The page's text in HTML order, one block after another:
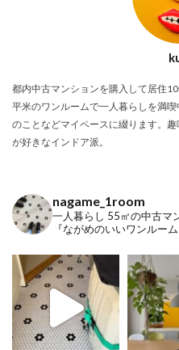
都内中古マンションを購入して居住
平米のワンルームで一人暮らしを満
のことなどマイペースに綴ります。
が好きなインドア派。
nagame_1room
一人暮らし 55㎡の中古マ
『ながめのいいワンルーム